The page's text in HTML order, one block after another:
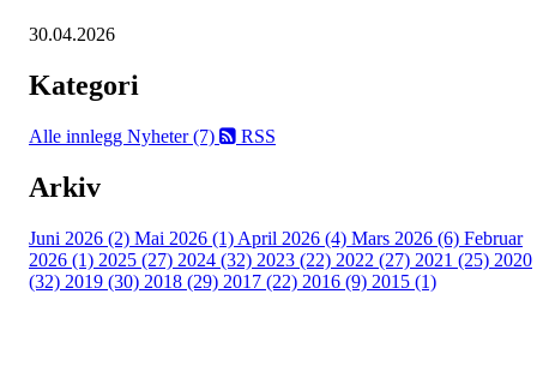
30.04.2026
Kategori
Alle innlegg Nyheter (7) RSS
Arkiv
Juni 2026 (2) Mai 2026 (1) April 2026 (4) Mars 2026 (6) Februar
2026 (1) 2025 (27) 2024 (32) 2023 (22) 2022 (27) 2021 (25) 2020
(32) 2019 (30) 2018 (29) 2017 (22) 2016 (9) 2015 (1)